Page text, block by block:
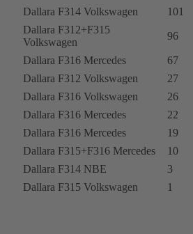
Dallara F314 Volkswagen 101
Dallara F312+F315
Volkswagen
96
Dallara F316 Mercedes
67
Dallara F312 Volkswagen
27
Dallara F316 Volkswagen
26
Dallara F316 Mercedes
22
Dallara F316 Mercedes
19
Dallara F315+F316 Mercedes
10
Dallara F314 NBE
3
Dallara F315 Volkswagen 1